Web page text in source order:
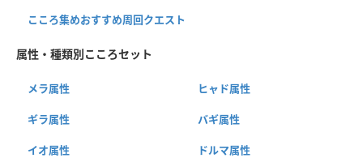
こころ集めおすすめ周回クエスト
属性・種類別こころセット
メラ属性 ヒャド属性
ギラ属性 バギ属性
イオ属性 ドルマ属性